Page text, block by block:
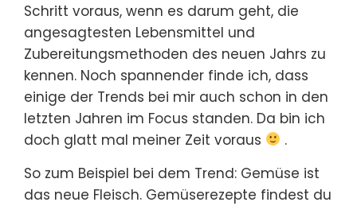
Schritt voraus, wenn es darum geht, die
angesagtesten Lebensmittel und
Zubereitungsmethoden des neuen Jahrs zu
kennen. Noch spannender finde ich, dass
einige der Trends bei mir auch schon in den
letzten Jahren im Focus standen. Da bin ich
doch glatt mal meiner Zeit voraus
.
So zum Beispiel bei dem Trend: Gemüse ist
das neue Fleisch. Gemüserezepte findest du